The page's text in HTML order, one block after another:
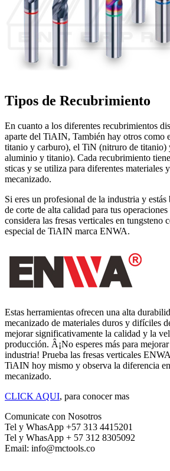
Tipos de Recubrimiento
En cuanto a los diferentes recubrimientos
aparte del TiAIN, También hay otros como
titanio y carburo), el TiN (nitruro de
aluminio y titanio). Cada recubrimiento
sticas y se utiliza para diferentes materiales
mecanizado.
Si eres un profesional de la industria y estás
de corte de alta calidad para tus
considera las fresas verticales en tungsteno
especial de TiAIN marca ENWA.
Estas herramientas ofrecen una alta
mecanizado de materiales duros y difí­ciles
mejorar significativamente la calidad y la
producción. Â¡No esperes más para
industria! Prueba las fresas verticales
TiAIN hoy mismo y observa la diferencia
mecanizado.
CLICK AQUI, para conocer mas
Comunicate con Nosotros
Tel y WhasApp +57 313 4415201
Tel y WhasApp + 57 312 8305092
Email: info@mctools.co